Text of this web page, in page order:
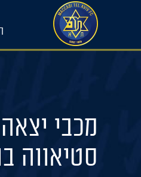
מכבי
סטיאווה